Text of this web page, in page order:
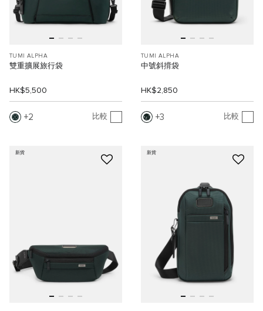
TUMI ALPHA
雙重擴展旅行袋
HK$5,500
2 比較
TUMI ALPHA
中號斜揹袋
HK$2,850
3 比較
新貨 新貨